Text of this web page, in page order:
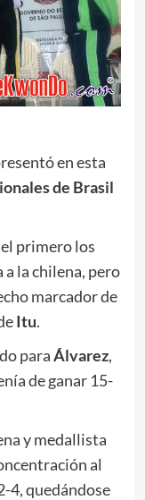
en esta
de Brasil
primero los
la chilena, pero
marcador de
Itu.
paraÁlvarez,
de ganar 15-
y medallista
al
4, quedándose